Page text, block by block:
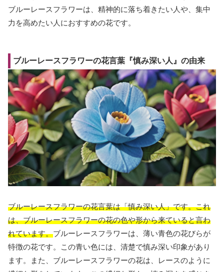
ブルーレースフラワーは、精神的に落ち着きたい人や、集中
力を高めたい人におすすめの花です。
ブルーレースフラワーの花言葉『慎み深い人』の由来
ブルーレースフラワーの花言葉は「慎み深い人」です。これ
は、ブルーレースフラワーの花の色や形から来ていると言わ
れています。ブルーレースフラワーは、薄い青色の花びらが
特徴の花です。この青い色には、清楚で慎み深い印象があり
ます。また、ブルーレースフラワーの花は、レースのように